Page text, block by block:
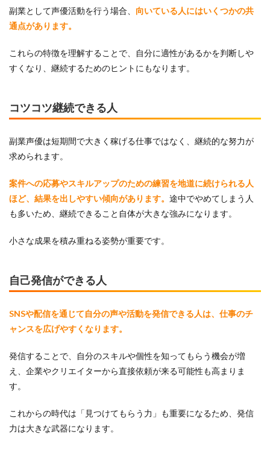
副業として声優活動を行う場合、 向いている人にはいくつかの共
通点があります。
これらの特徴を理解することで、自分に適性があるかを判断しや
すくなり、継続するためのヒントにもなります。
コツコツ継続できる人
副業声優は短期間で大きく稼げる仕事ではなく、継続的な努力が
求められます。
案件への応募やスキルアップのための練習を地道に続けられる人
ほど、結果を出しやすい傾向があります。 途中でやめてしまう人
も多いため、継続できること自体が大きな強みになります。
小さな成果を積み重ねる姿勢が重要です。
自己発信ができる人
SNSや配信を通じて自分の声や活動を発信できる人は、仕事のチ
ャンスを広げやすくなります。
発信することで、自分のスキルや個性を知ってもらう機会が増
え、企業やクリエイターから直接依頼が来る可能性も高まりま
す。
これからの時代は「見つけてもらう力」も重要になるため、発信
力は大きな武器になります。